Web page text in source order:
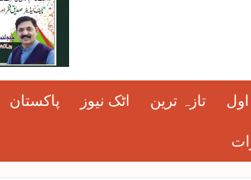
تازہ ترین اٹک نیوز پاکستان